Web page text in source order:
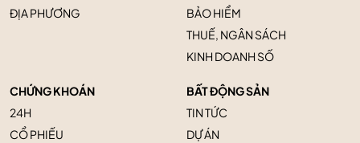
ĐỊA PHƯƠNG
BẢO HIỂM
THUẾ, NGÂN SÁCH
KINH DOANH SỐ
CHỨNG KHOÁN
24H
CỔ PHIẾU
BẤT ĐỘNG SẢN
TIN TỨC
DỰ ÁN